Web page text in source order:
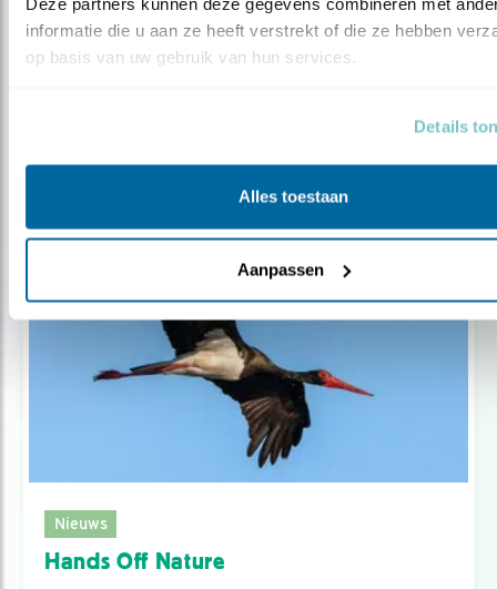
informatie die u aan ze heeft verstrekt of die ze hebben
op basis van uw gebruik van hun services.
Details
Alles toestaan
Aanpassen
Nieuws
Nieuws
Hands Off Nature